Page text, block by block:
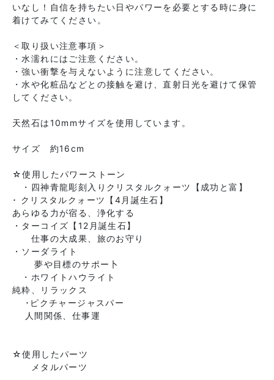
いなし！自信を持ちたい日やパワーを必要とする時に身に
着けてみてください。
＜取り扱い注意事項＞
・水濡れにはご注意ください。
・強い衝撃を与えないように注意してください。
・水や化粧品などとの接触を避け、直射日光を避けて保管
してください。
天然石は10mmサイズを使用しています。
サイズ 約16cm
☆使用したパワーストーン
・四神青龍彫刻入りクリスタルクォーツ【成功と富】
･ クリスタルクォーツ【4月誕生石】
あらゆる力が宿る、浄化する
・ターコイズ【12月誕生石】
仕事の大成果、旅のお守り
・ソーダライト
夢や目標のサポー卜
・ホワイトハウライト
純粋、リラックス
･ピクチャージャスパー
人間関係、仕事運
☆使用したパーツ
メタルパーツ